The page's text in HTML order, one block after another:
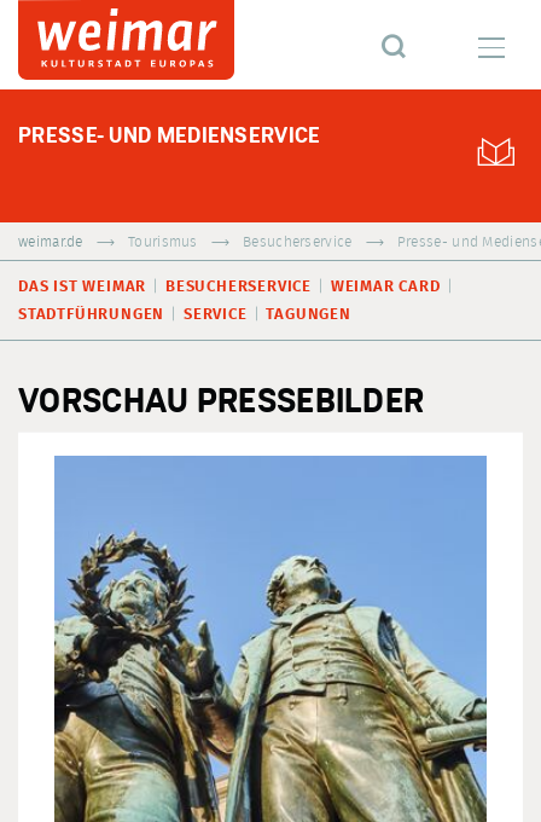
PRESSE- UND MEDIENSERVICE
weimar.de Tourismus Besucherservice Presse- und
DAS IST WEIMAR BESUCHERSERVICE
WEIMAR CARD
STADTFÜHRUNGEN
SERVICE TAGUNGEN
VORSCHAU PRESSEBILDER